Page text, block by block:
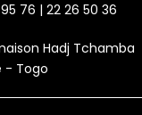
76 | 22 26 50 36
Hadj Tchamba
- Togo